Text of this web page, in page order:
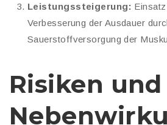
Leistungssteigerung:
Verbesserung der Ausdauer
Sauerstoffversorgung der
Risiken und